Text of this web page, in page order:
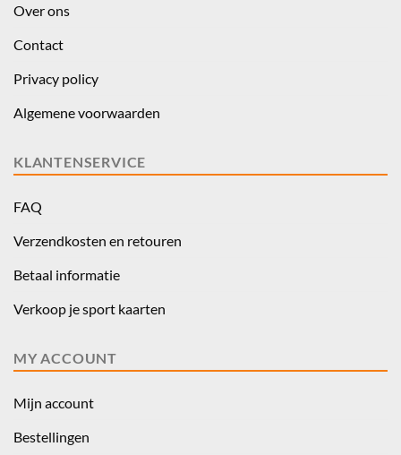
Over ons
Contact
Privacy policy
Algemene voorwaarden
KLANTENSERVICE
FAQ
Verzendkosten en retouren
Betaal informatie
Verkoop je sport kaarten
MY ACCOUNT
Mijn account
Bestellingen